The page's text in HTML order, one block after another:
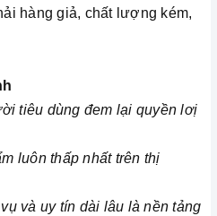
hàng giả, chất lượng kém,
tiêu dùng đem lại quyền lơị
luôn thấp nhất trên thị
và uy tín dài lâu là nền tảng